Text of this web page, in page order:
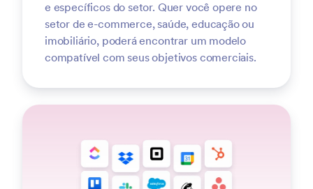
e específicos do setor. Quer você opere no
setor de e-commerce, saúde, educação ou
imobiliário, poderá encontrar um modelo
compatível com seus objetivos comerciais.